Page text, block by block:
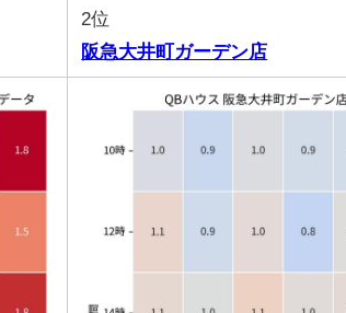
2位
阪急大井町ガーデン店